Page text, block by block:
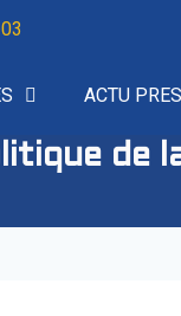
ACTU
de